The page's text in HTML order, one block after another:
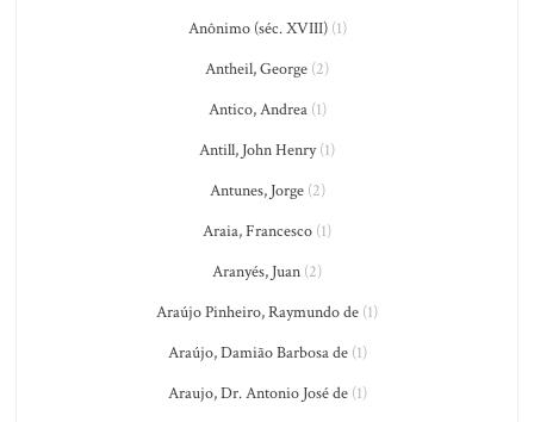
Anônimo (séc. XVIII)(1)
Antheil, George (2)
Antico, Andrea(1)
Antill, John Henry(1)
Antunes, Jorge(2)
Araia, Francesco (1)
Aranyés, Juan (2)
Araújo Pinheiro, Raymundo de (1)
Araújo, Damião Barbosa de(1)
Araujo, Dr. Antonio José de(1)